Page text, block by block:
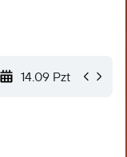
14.09 Pzt